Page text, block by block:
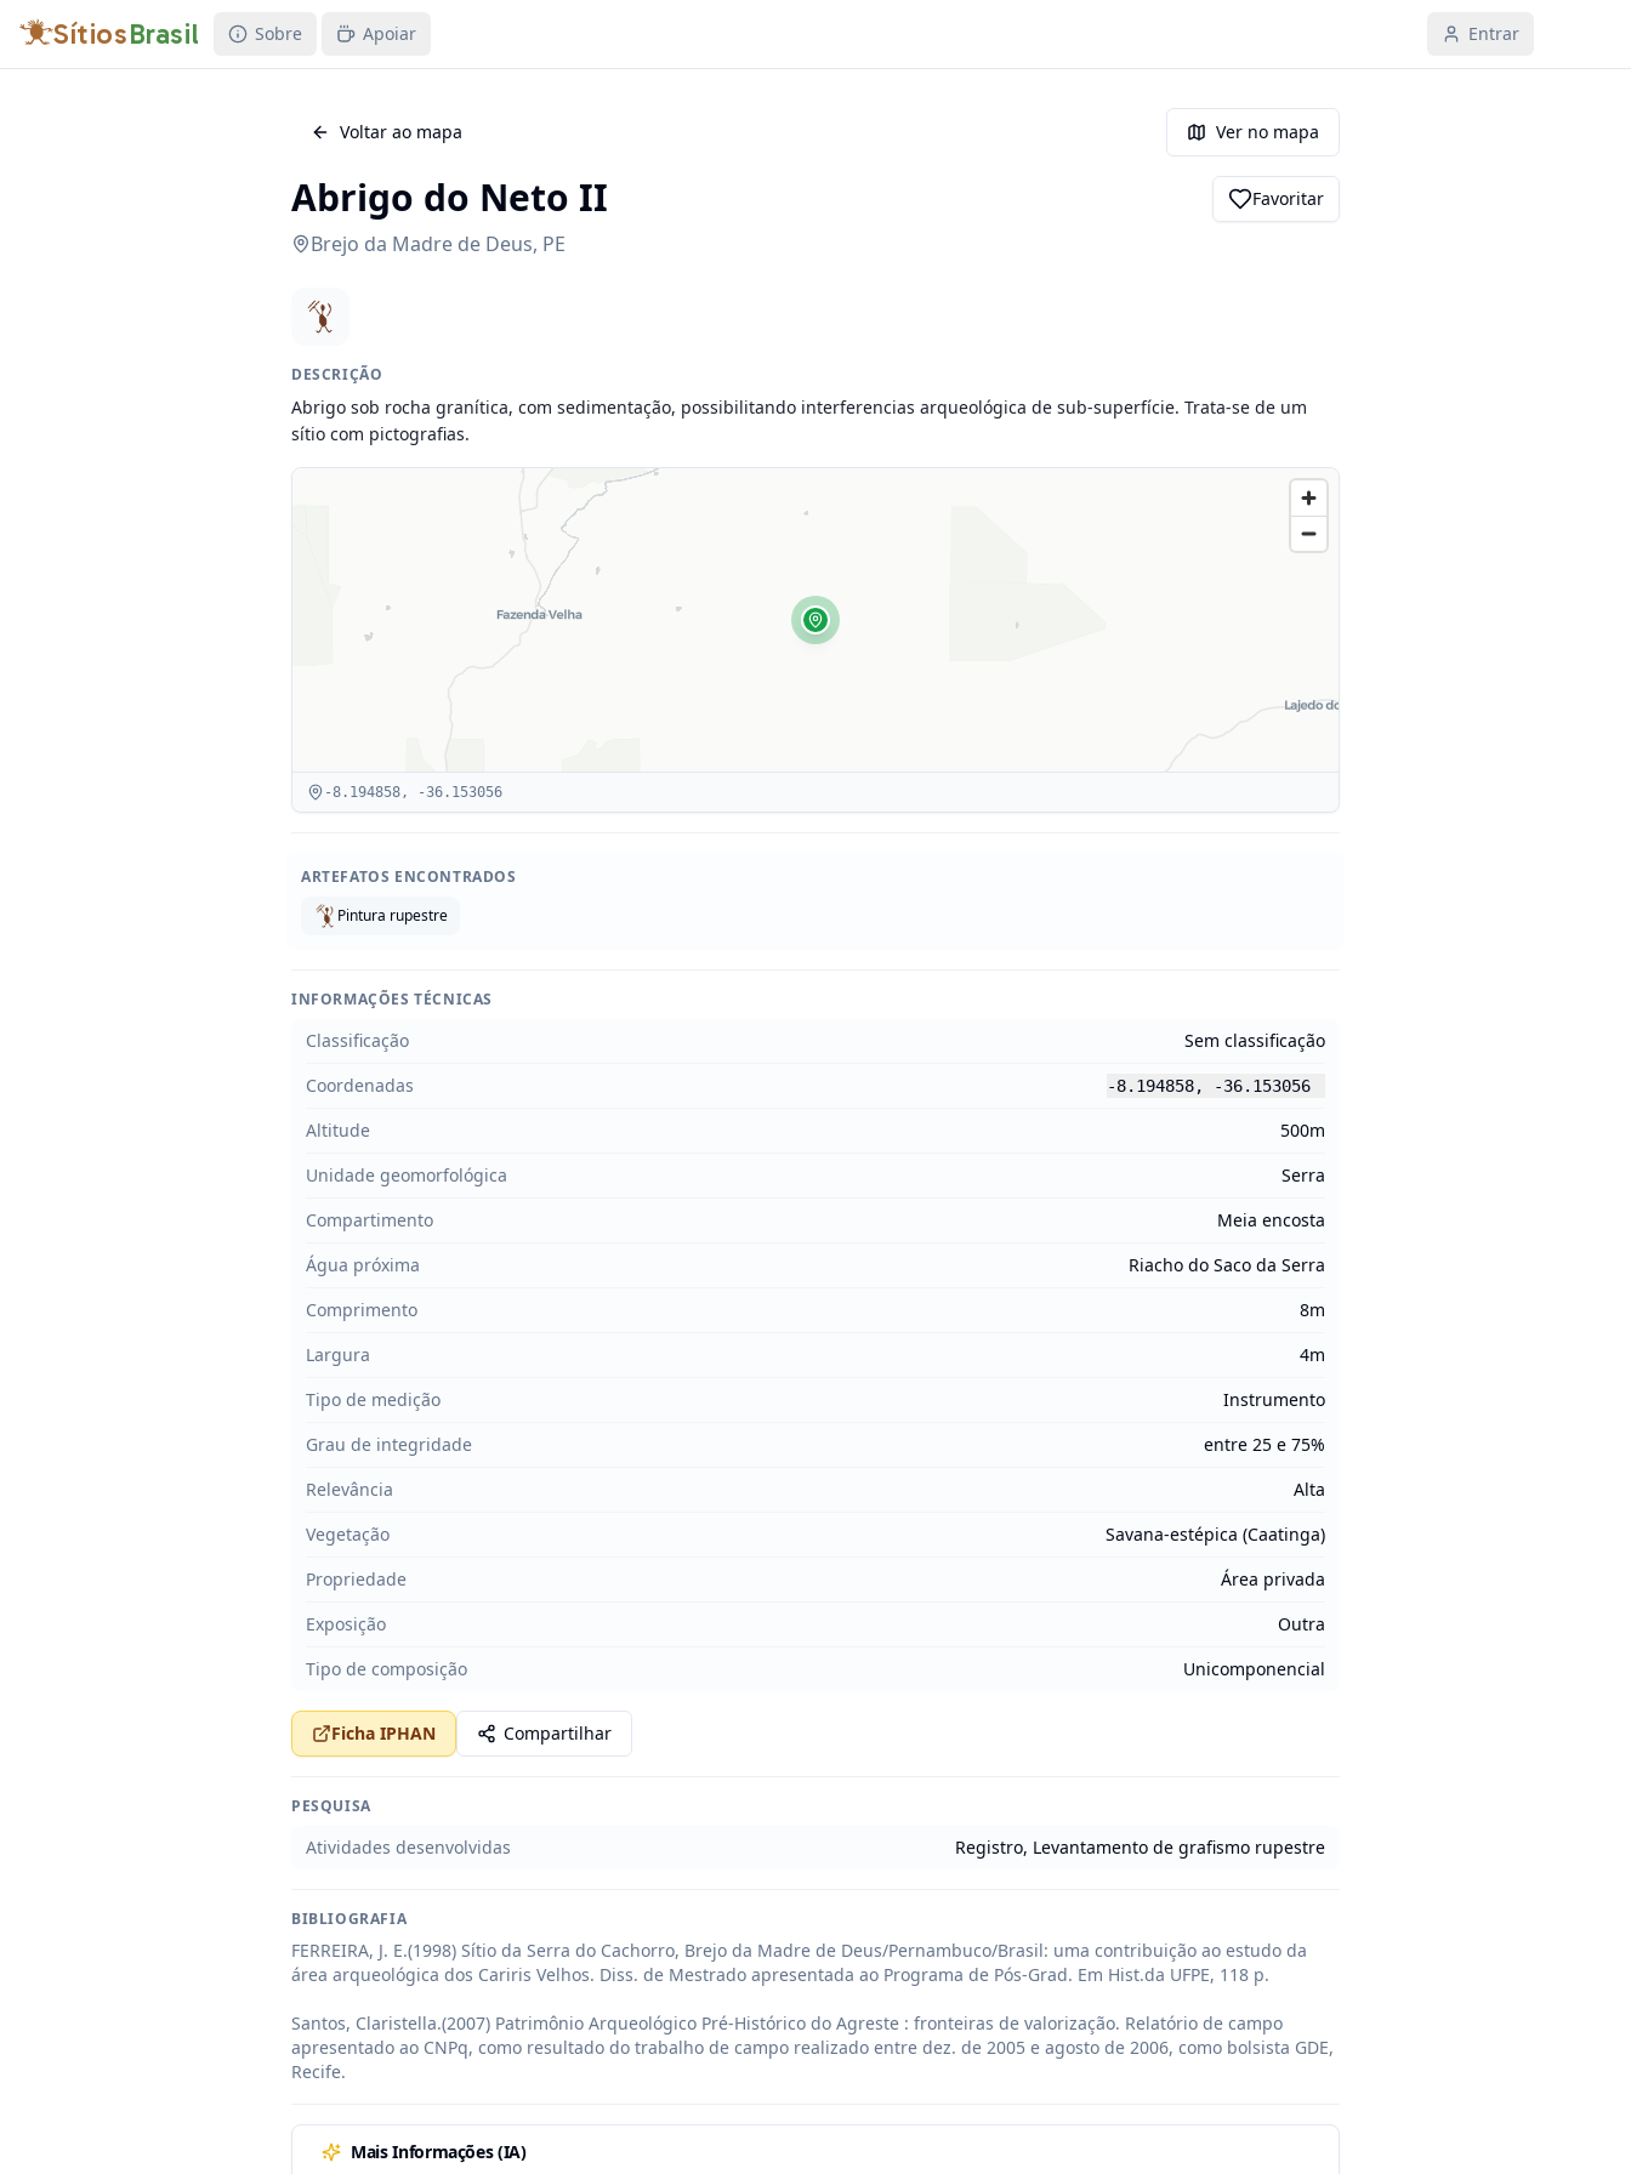
SítiosBrasil Sobre Apoiar Entrar
Voltar ao mapa Ver no mapa
Abrigo do Neto II
Brejo da Madre de Deus, PE
Favoritar
DESCRIÇÃO
Abrigo sob rocha granítica, com sedimentação, possibilitando interferencias arqueológica de sub-superfície. Trata-se de um
sítio com pictografias.
-8.194858, -36.153056
ARTEFATOS ENCONTRADOS
Pintura rupestre
INFORMAÇÕES TÉCNICAS
Classificação
Sem classificação
Coordenadas
-8.194858, -36.153056
Altitude
500m
Unidade geomorfológica
Serra
Compartimento
Meia encosta
Água próxima
Riacho do Saco da Serra
Comprimento
8m
Largura
4m
Tipo de medição
Instrumento
Grau de integridade
entre 25 e 75%
Relevância
Alta
Vegetação
Savana-estépica (Caatinga)
Propriedade
Área privada
Exposição
Outra
Tipo de composição
Unicomponencial
Ficha IPHAN Compartilhar
PESQUISA
Atividades desenvolvidas Registro, Levantamento de grafismo rupestre
BIBLIOGRAFIA
FERREIRA, J. E.(1998) Sítio da Serra do Cachorro, Brejo da Madre de Deus/Pernambuco/Brasil: uma contribuição ao estudo da
área arqueológica dos Cariris Velhos. Diss. de Mestrado apresentada ao Programa de Pós-Grad. Em Hist.da UFPE, 118 p.
Santos, Claristella.(2007) Patrimônio Arqueológico Pré-Histórico do Agreste : fronteiras de valorização. Relatório de campo
apresentado ao CNPq, como resultado do trabalho de campo realizado entre dez. de 2005 e agosto de 2006, como bolsista GDE,
Recife.
Mais Informações (IA)